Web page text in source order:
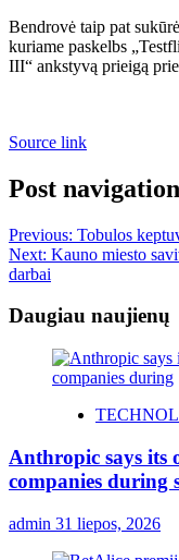
Bendrovė taip pat
kuriame paskelbs
III“ ankstyvą prieigą
Source link
Post navigation
Previous: Tobulos
Next: Kauno miesto
darbai
Daugiau naujienų
Anthropic says its
companies during
admin 31 liepos, 2026